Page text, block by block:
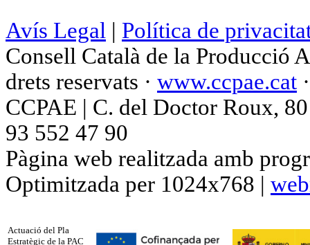
Avís Legal | Política de
Consell Català de la Producció
drets reservats · www.ccpae.cat
CCPAE | C. del Doctor Roux,
93 552 47 90
Pàgina web realitzada amb
Optimitzada per 1024x768 |
Actuació del Pla
Estratègic de la PAC